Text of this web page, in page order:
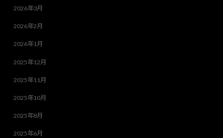
2026年3月
2026年2月
2026年1月
2025年12月
2025年11月
2025年10月
2025年8月
2025年6月